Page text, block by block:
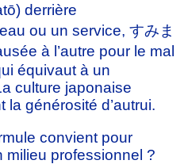
derrière
ou un service, すみま
à l’autre pour le mal
équivaut à un
culture japonaise
la générosité d’autrui.
convient pour
milieu professionnel ?